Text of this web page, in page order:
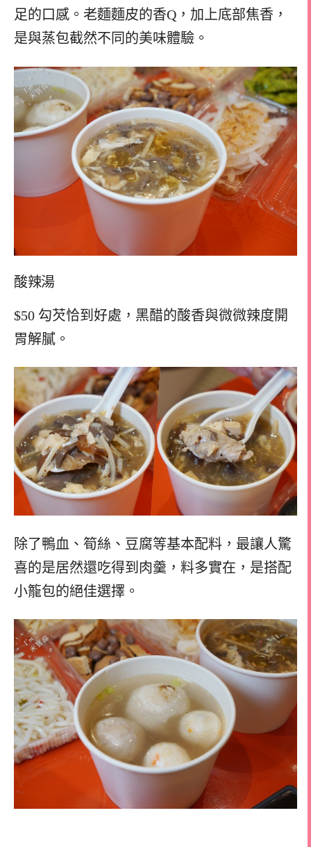
足的口感。老麵麵皮的香Q，加上底部焦香，
是與蒸包截然不同的美味體驗。
酸辣湯
$50 勾芡恰到好處，黑醋的酸香與微微辣度開
胃解膩。
除了鴨血、筍絲、豆腐等基本配料，最讓人驚
喜的是居然還吃得到肉羹，料多實在，是搭配
小籠包的絕佳選擇。